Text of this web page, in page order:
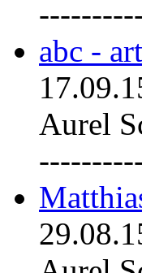
abc -
Aurel